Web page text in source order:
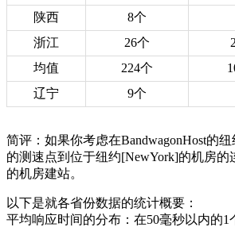
陕西
8个
浙江
26个
均值
224个
辽宁
9个
简评：如果你考虑在BandwagonHost的
的测速点到位于纽约[NewYork]的机房
的机房建站。
以下是就各省份数据的统计概要：
平均响应时间的分布：在50毫秒以内的1